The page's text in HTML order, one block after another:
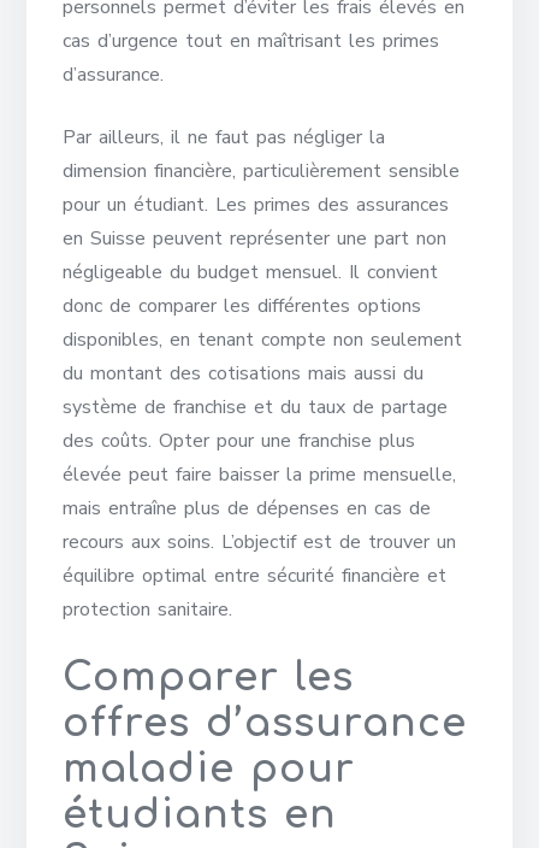
personnels permet d’éviter les frais élevés en
cas d’urgence tout en maîtrisant les primes
d’assurance.
Par ailleurs, il ne faut pas négliger la
dimension financière, particulièrement sensible
pour un étudiant. Les primes des assurances
en Suisse peuvent représenter une part non
négligeable du budget mensuel. Il convient
donc de comparer les différentes options
disponibles, en tenant compte non seulement
du montant des cotisations mais aussi du
système de franchise et du taux de partage
des coûts. Opter pour une franchise plus
élevée peut faire baisser la prime mensuelle,
mais entraîne plus de dépenses en cas de
recours aux soins. L’objectif est de trouver un
équilibre optimal entre sécurité financière et
protection sanitaire.
Comparer les
offres d’assurance
maladie pour
étudiants en